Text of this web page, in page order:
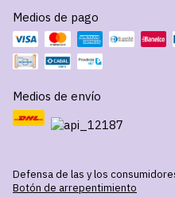
Medios de pago
Medios de envío
Defensa de las y los
Botón de arrepentimiento